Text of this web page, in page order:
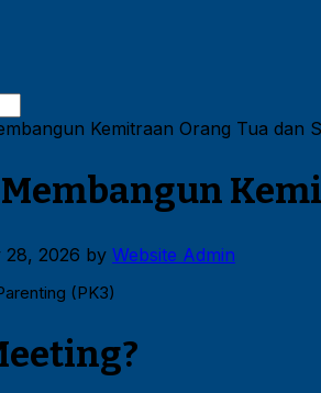
Kemitraan Orang Tua dan
2026 by Website Admin
(PK3)